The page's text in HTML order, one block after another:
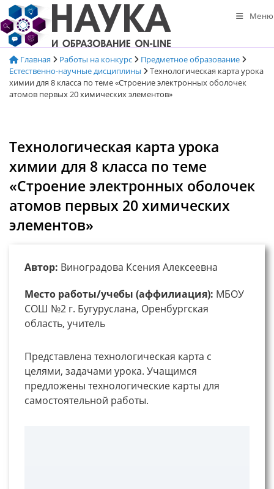
Перейти
к
содержимому
Меню
Главная Работы на конкурс
Предметное образование
Естественно-научные дисциплины
Технологическая карта урока
химии для 8 класса по теме «Строение электронных оболочек
атомов первых 20 химических элементов»
Технологическая карта урока
химии для 8 класса по теме
«Строение электронных оболочек
атомов первых 20 химических
элементов»
Автор: Виноградова Ксения Алексеевна
Место работы/учебы (аффилиация): МБОУ
СОШ №2 г. Бугуруслана, Оренбургская
область, учитель
Представлена технологическая карта с
целями, задачами урока. Учащимся
предложены технологические карты для
самостоятельной работы.